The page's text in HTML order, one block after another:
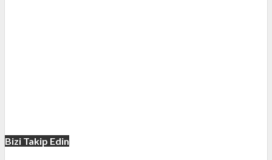
Bizi Takip Edin